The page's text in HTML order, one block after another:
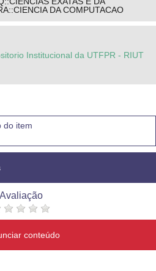
DA COMPUTACAO
Institucional da UTFPR - RIUT
do item
Avaliação
conteúdo